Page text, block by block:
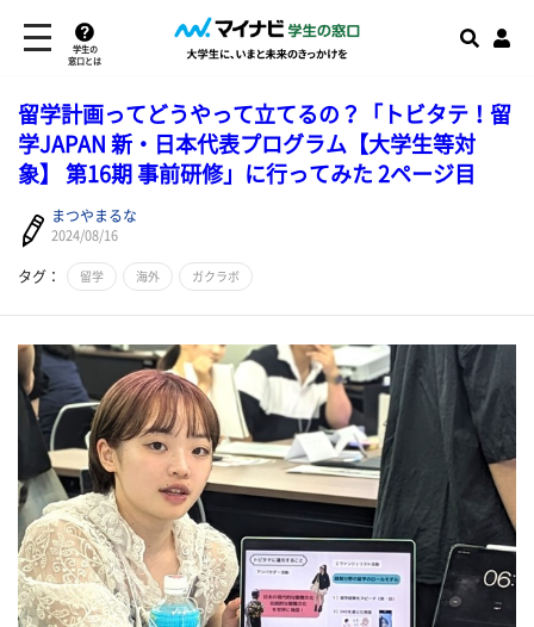
学生の
窓口とは
留学計画ってどうやって立てるの？「トビタテ！留
学JAPAN 新・日本代表プログラム【大学生等対
象】 第16期 事前研修」に行ってみた 2ページ目
まつやまるな
2024/08/16
タグ： 留学 海外 ガクラボ